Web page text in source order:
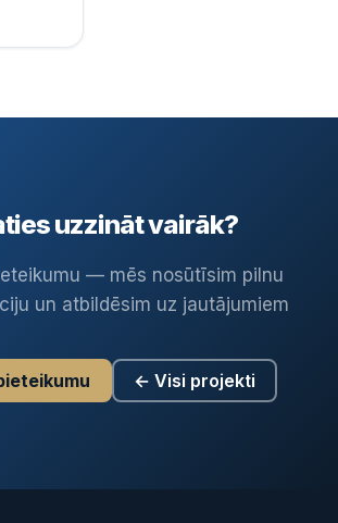
uzzināt vairāk?
— mēs nosūtīsim pilnu
un atbildēsim uz jautājumiem
← Visi projekti